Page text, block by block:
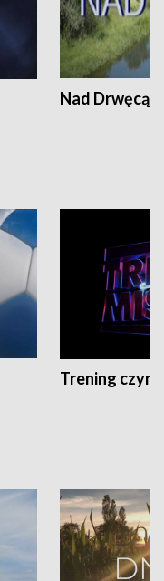
Nad Drwęcą
Trening czyni